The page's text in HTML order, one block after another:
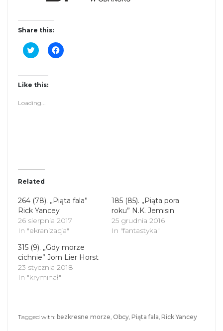
Share this:
C
l
k
t
o
s
h
t
e
(
O
p
n
s
n
n
e
w
w
i
C
l
k
(
p
e
n
s
n
n
e
w
w
)
Like this:
Loading...
Related
264 (78). „Piąta fala”
Rick Yancey
26 sierpnia 2017
In "ekranizacja"
185 (85). „Piąta pora
roku” N.K. Jemisin
25 grudnia 2016
In "fantastyka"
315 (9). „Gdy morze
cichnie” Jorn Lier Horst
23 stycznia 2018
In "kryminał"
Tagged with: bezkresne morze Obcy Piąta fala Rick Yancey